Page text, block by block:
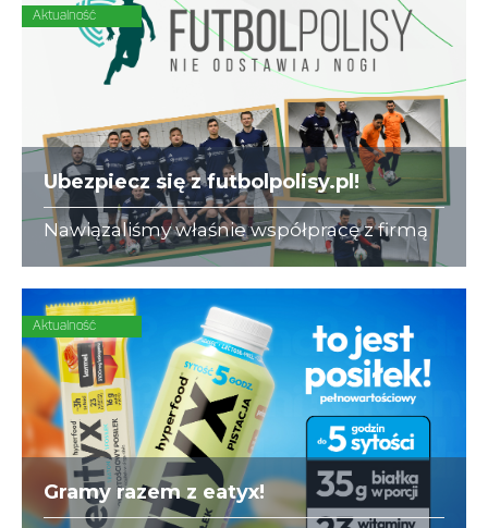
Aktualność
Ubezpiecz się z futbolpolisy.pl!
Nawiązaliśmy właśnie współpracę z firmą
futbolpolisy.pl, która na co dzień zajmuje
się ubezpieczeniami dla piłkarzy-
amatorów.
Aktualność
Gramy razem z eatyx!